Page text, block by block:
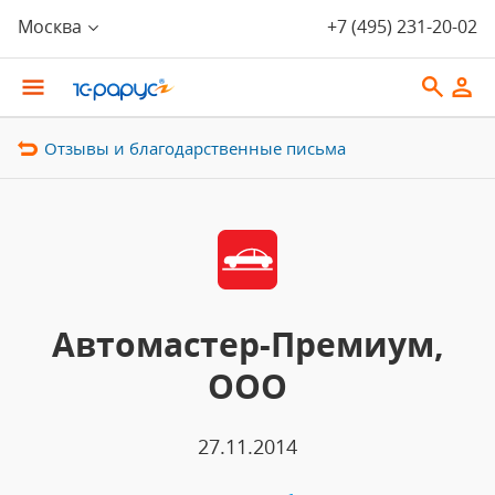
Москва +7 (495) 231-20-02
Отзывы и благодарственные письма
Автомастер-Премиум,
ООО
27.11.2014